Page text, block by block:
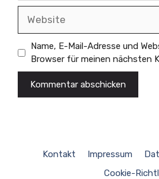
Name, E-Mail-Adresse und
Browser für meinen nächsten
Kontakt Impressum
Cookie-